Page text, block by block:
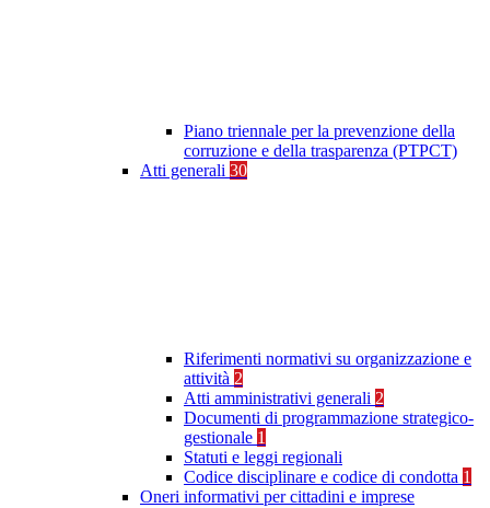
Piano triennale per la prevenzione della
corruzione e della trasparenza (PTPCT)
Atti generali 30
Riferimenti normativi su organizzazione e
attività 2
Atti amministrativi generali 2
Documenti di programmazione strategico-
gestionale 1
Statuti e leggi regionali
Codice disciplinare e codice di condotta 1
Oneri informativi per cittadini e imprese